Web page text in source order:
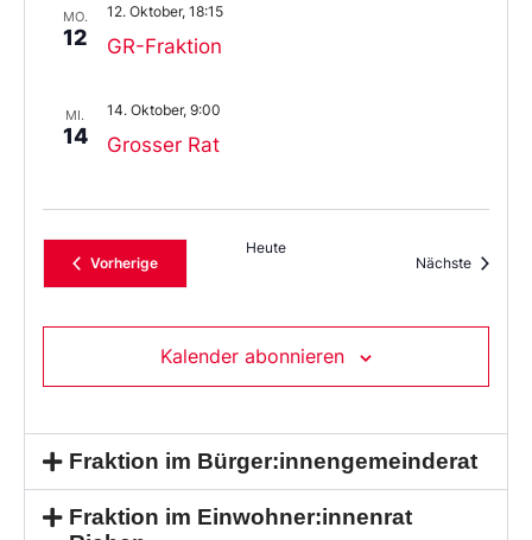
MO.
12 GR-Fraktion
12. Oktober, 18:15
MI.
14 Grosser Rat
14. Oktober, 9:00
VorherigeVeranstaltungen
Heute
Nächste
Kalender abonnieren
Fraktion im Bürger:innengemeinderat
Fraktion im Einwohner:innenrat